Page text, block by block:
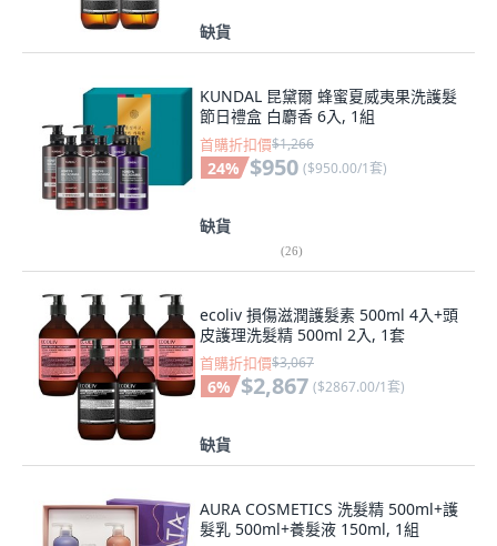
缺貨
KUNDAL 昆黛爾 蜂蜜夏威夷果洗護髮
節日禮盒 白麝香 6入, 1組
首購折扣價$1,266
24% $950 ($950.00/1套)
缺貨
(26)
ecoliv 損傷滋潤護髮素 500ml 4入+頭
皮護理洗髮精 500ml 2入, 1套
首購折扣價$3,067
6% $2,867 ($2867.00/1套)
缺貨
AURA COSMETICS 洗髮精 500ml+護
髮乳 500ml+養髮液 150ml, 1組